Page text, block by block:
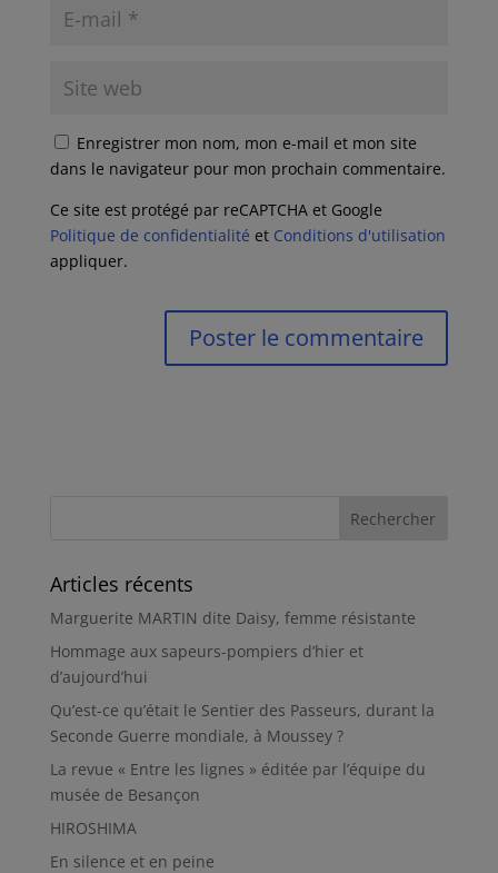
Enregistrer mon nom, mon e-mail et mon site
dans le navigateur pour mon prochain commentaire.
Ce site est protégé par reCAPTCHA et Google
Politique de confidentialité et Conditions d'utilisation
appliquer.
Articles récents
Marguerite MARTIN dite Daisy, femme résistante
Hommage aux sapeurs-pompiers d’hier et
d’aujourd’hui
Qu’est-ce qu’était le Sentier des Passeurs, durant la
Seconde Guerre mondiale, à Moussey ?
La revue « Entre les lignes » éditée par l’équipe du
musée de Besançon
HIROSHIMA
En silence et en peine